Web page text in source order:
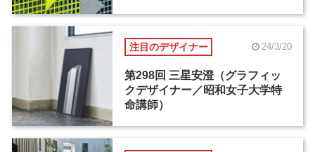
注目のデザイナー 24/3/20
第298回 三星安澄（グラフィッ
クデザイナー／昭和女子大学特
命講師）